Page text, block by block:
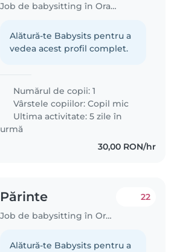
Job de babysitting în Oradea
Alătură-te Babysits pentru a
vedea acest profil complet.
Numărul de copii: 1
Vârstele copiilor:Copil mic
Ultima activitate: 5 zile în
urmă
30,00 RON/hr
Părinte
Job de babysitting în Oradea
22
Alătură-te Babysits pentru a